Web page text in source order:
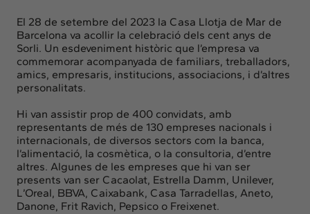
El 28 de setembre del 2023 la Casa Llotja de Mar de
Barcelona va acollir la celebració dels cent anys de
Sorli. Un esdeveniment històric que l’empresa va
commemorar acompanyada de familiars, treballadors,
amics, empresaris, institucions, associacions, i d’altres
personalitats.
Hi van assistir prop de 400 convidats, amb
representants de més de 130 empreses nacionals i
internacionals, de diversos sectors com la banca,
l’alimentació, la cosmètica, o la consultoria, d’entre
altres. Algunes de les empreses que hi van ser
presents van ser Cacaolat, Estrella Damm, Unilever,
L’Oreal, BBVA, Caixabank, Casa Tarradellas, Aneto,
Danone, Frit Ravich, Pepsico o Freixenet.